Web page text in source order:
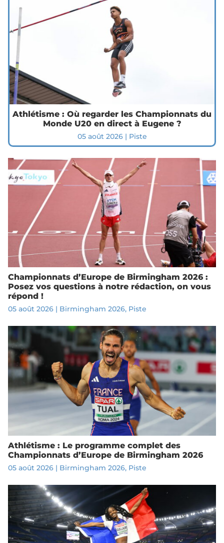
Athlétisme : Où regarder les Championnats du
Monde U20 en direct à Eugene ?
05 août 2026| Piste
Championnats d’Europe de Birmingham 2026 :
Posez vos questions à notre rédaction, on vous
répond !
05 août 2026| Birmingham 2026, Piste
Athlétisme : Le programme complet des
Championnats d’Europe de Birmingham 2026
05 août 2026| Birmingham 2026, Piste